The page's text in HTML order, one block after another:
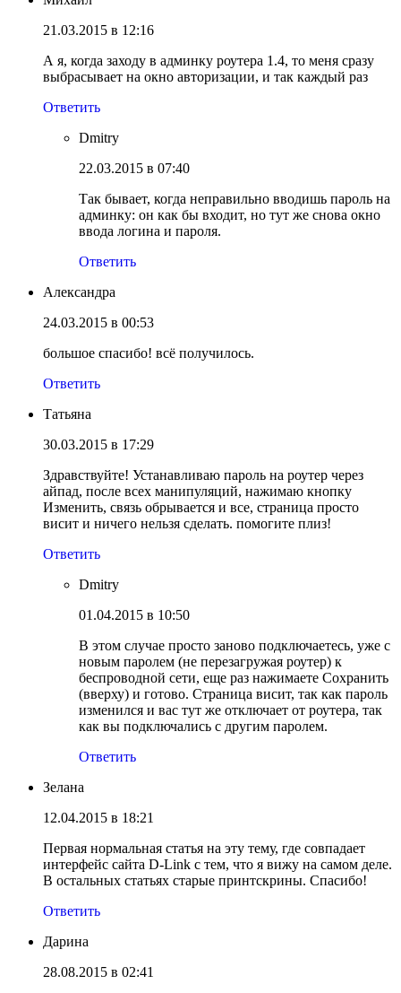
21.03.2015 в 12:16
А я, когда заходу в админку роутера 1.4, то меня сразу
выбрасывает на окно авторизации, и так каждый раз
Ответить
Dmitry
22.03.2015 в 07:40
Так бывает, когда неправильно вводишь пароль на
админку: он как бы входит, но тут же снова окно
ввода логина и пароля.
Ответить
Александра
24.03.2015 в 00:53
большое спасибо! всё получилось.
Ответить
Татьяна
30.03.2015 в 17:29
Здравствуйте! Устанавливаю пароль на роутер через
айпад, после всех манипуляций, нажимаю кнопку
Изменить, связь обрывается и все, страница просто
висит и ничего нельзя сделать. помогите плиз!
Ответить
Dmitry
01.04.2015 в 10:50
В этом случае просто заново подключаетесь, уже с
новым паролем (не перезагружая роутер) к
беспроводной сети, еще раз нажимаете Сохранить
(вверху) и готово. Страница висит, так как пароль
изменился и вас тут же отключает от роутера, так
как вы подключались с другим паролем.
Ответить
Зелана
12.04.2015 в 18:21
Первая нормальная статья на эту тему, где совпадает
интерфейс сайта D-Link с тем, что я вижу на самом деле.
В остальных статьях старые принтскрины. Спасибо!
Ответить
Дарина
28.08.2015 в 02:41